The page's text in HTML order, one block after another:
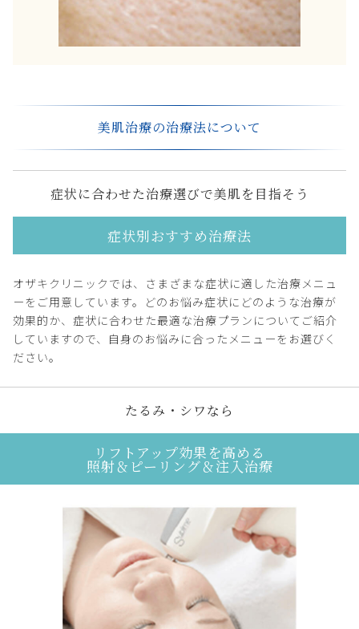
美肌治療の治療法について
症状に合わせた治療選びで美肌を目指そう
症状別おすすめ治療法
オザキクリニックでは、さまざまな症状に適した治療メニュ
ーをご用意しています。どのお悩み症状にどのような治療が
効果的か、症状に合わせた最適な治療プランについてご紹介
していますので、自身のお悩みに合ったメニューをお選びく
ださい。
たるみ・シワなら
リフトアップ効果を高める
照射＆ピーリング＆注入治療